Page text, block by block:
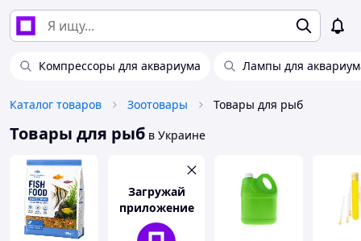
Компрессоры для аквариума Лампы для
Каталог товаров Зоотовары Товары для рыб
Товары для рыб в Украине
Загружай
приложение